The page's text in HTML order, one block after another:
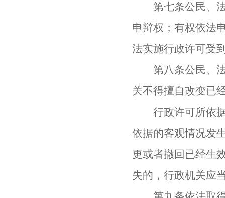
第七条公民、法
申辩权；有权依法
法实施行政许可受
第八条公民、法
关不得擅自改变已
行政许可所依据
依据的客观情况发
更或者撤回已经生
失的，行政机关应